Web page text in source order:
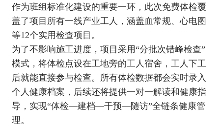
作为班组标准化建设的重要一环，此次免费体检覆
盖了项目所有一线产业工人，涵盖血常规、心电图
等12个实用检查项目。
为了不影响施工进度，项目采用“分批次错峰检查”
模式，将体检点设在工地旁的工人宿舍，工人下工
后就能直接参与检查。所有体检数据都会实时录入
个人健康档案，后续还将提供一对一解读和健康指
导，实现“体检—建档—干预—随访”全链条健康管
理。